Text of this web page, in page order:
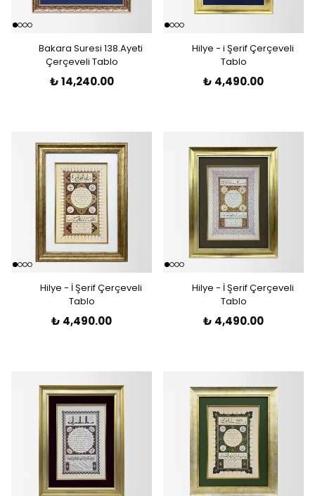
Bakara Suresi 138.Ayeti
Çerçeveli Tablo
₺ 14,240.00
Hilye - i Şerif Çerçeveli
Tablo
₺ 4,490.00
Hilye - İ Şerif Çerçeveli
Tablo
₺ 4,490.00
Hilye - İ Şerif Çerçeveli
Tablo
₺ 4,490.00